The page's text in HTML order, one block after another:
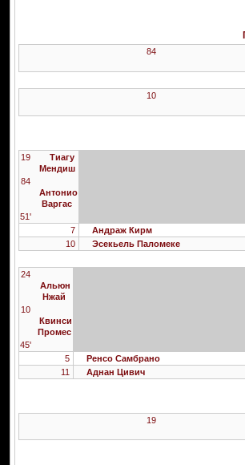
84
10
19
Тиагу
Мендиш
84
Антонио
Варгас
51'
7
Андраж Кирм
10
Эсекьель Паломеке
24
Альюн
Нжай
10
Квинси
Промес
45'
5
Ренсо Самбрано
11
Аднан Цивич
19